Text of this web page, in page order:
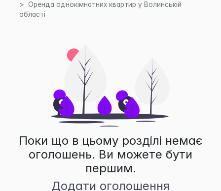
Оренда однокімнатних квартир у Волинській
області
Поки що в цьому розділі немає
оголошень. Ви можете бути
першим.
Додати оголошення